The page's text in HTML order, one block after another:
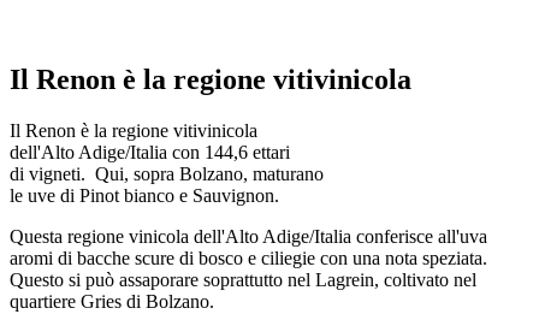
Il Renon è la regione vitivinicola
Il Renon è la regione vitivinicola
dell'Alto Adige/Italia con 144,6 ettari
di vigneti. Qui, sopra Bolzano, maturano
le uve di Pinot bianco e Sauvignon.
Questa regione vinicola dell'Alto Adige/Italia conferisce all'uva
aromi di bacche scure di bosco e ciliegie con una nota speziata.
Questo si può assaporare soprattutto nel Lagrein, coltivato nel
quartiere Gries di Bolzano.